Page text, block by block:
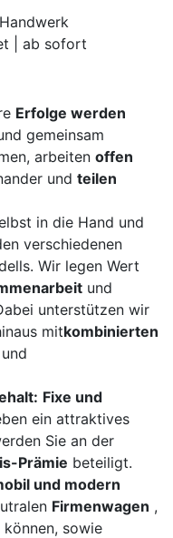
| ab sofort
Erfolge werden
gemeinsam
arbeiten offen
und teilen
in die Hand und
verschiedenen
Wir legen Wert
und
unterstützen wir
mitkombinierten
Fixe und
ein attraktives
Sie an der
Prämie beteiligt.
und modern
Firmenwagen ,
sowie